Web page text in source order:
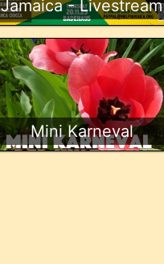
Jamaica - Livestream
Mini Karneval